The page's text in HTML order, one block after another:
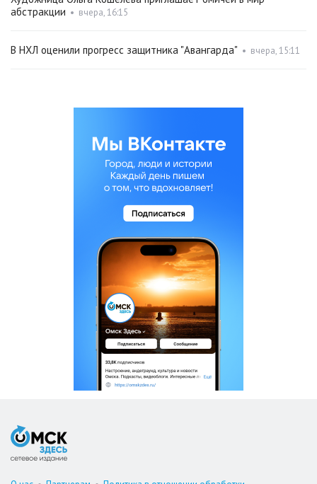
абстракции • вчера, 16:15
В НХЛ оценили прогресс защитника "Авангарда" • вчера, 15:11